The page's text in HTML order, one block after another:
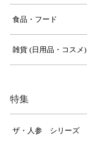
食品・フード
雑貨 (日用品・コスメ)
特集
ザ・人参 シリーズ